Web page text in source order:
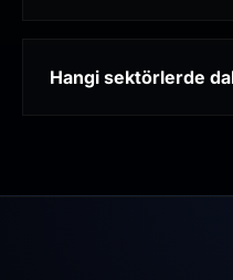
Hangi sektörlerde